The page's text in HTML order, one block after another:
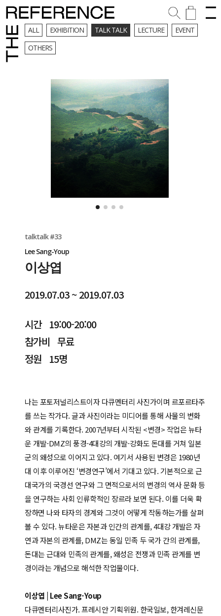
ALL EXHIBITION TALK TALK LECTURE
EVENT
OTHERS
talktalk #33
Lee Sang-Youp
이상엽
2019.07.03 ~ 2019.07.03
시간 19:00-20:00
참가비 무료
정원 15명
나는 포토저널리스트이자 다큐멘터리 사진가이며 르포르타주
를 쓰는 작가다. 글과 사진이라는 미디어를 통해 사물의 변화
와 관계를 기록한다. 2007년부터 시작된 <변경> 작업은 뉴타
운 개발-DMZ의 풍경-4대강의 개발-강화도 돈대를 거쳐 일본
군의 왜성으로 이어지고 있다. 여기서 사용된 변경은 1980년
대 이후 이루어진 ‘변경연구’에서 기대고 있다. 기본적으로 근
대국가의 국경선 연구와 그 면적으로서의 변경의 역사 문화 등
을 연구하는 사회 인류학적인 장르라 보면 된다. 이를 더욱 확
장하면 나와 타자의 경계와 그것이 어떻게 작동하는가를 살펴
볼 수 있다. 뉴타운은 자본과 인간의 관계를, 4대강 개발은 자
연과 자본의 관계를, DMZ는 동일 민족 두 국가 간의 관계를,
돈대는 근대와 민족의 관계를, 왜성은 전쟁과 민족 관계를 변
경이라는 개념으로 해석한 작업물이다.
이상엽 | Lee Sang-Youp
다큐멘터리사진가. 프레시안 기획위원. 한국일보, 한겨레신문